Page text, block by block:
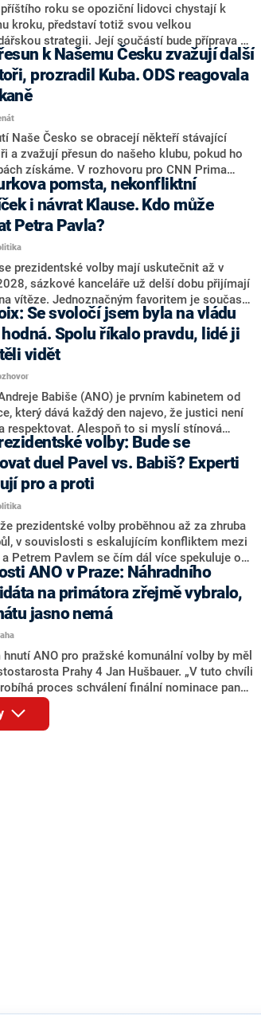
roku se opoziční lidovci chystají k
kroku, představí totiž svou velkou
strategii. Její součástí bude příprava na
populace, řekl ve středu na setkání s novináři
lidovců Jan Grolich. Ten zároveň v
volbách kandiduje ve Vyškově. Popsal i
opozice, o níž vládní strany nebo političtí
mluví jako o slabé a v defenzivě. „Je to
práce upozorňovat na chyby vlády. Ministři s
nechodí do debat. Chceme ale ukazovat
odpověděl Grolich na dotaz CNN Prima
prozradil Kuba. ODS reagovala
Naše Česko se obracejí někteří stávající
a zvažují přesun do našeho klubu, pokud ho
získáme. V rozhovoru pro CNN Prima
to řekl zakladatel hnutí a jihočeský hejtman
Konkrétní nebyl, ale získat by takto mohl
senátora Zdeňka Hrabu, který je dnes
klubu ODS a TOP 09. Hraba to na dotaz
nevyloučil. Předseda klubu senátorů ODS
Nytra redakci řekl, že počítá s odchodem
senátorů z klubu a že Naše Česko není
ale soupeř.
i návrat Klause. Kdo může
Petra Pavla?
prezidentské volby mají uskutečnit až v
sázkové kanceláře už delší dobu přijímají
vítěze. Jednoznačným favoritem je současná
Petr Pavel. Daleko za ním pak bookmakeři
dva výrazné politiky ANO, tedy premiéra
Babiše a ministra průmyslu Karla Havlíčka.
tipem samotných sázkařů je poslanec za
Filip Turek. Politolog Jan Kubáček nicméně
kandidatuře kohokoliv ze zmíněné trojice
pochybuje. Podle něj současná koalice dosud
která by Pavlovi mohla konkurovat.
Se svoločí jsem byla na vládu
Spolu říkalo pravdu, lidé ji
vidět
Babiše (ANO) je prvním kabinetem od
který dává každý den najevo, že justici není
respektovat. Alespoň to si myslí stínová
spravedlnosti ODS Eva Decroix. V
pro CNN Prima NEWS si nebrala servítky
politického výkonu svého nástupce Jeronýma
ANO) či vládní zmocněnkyně pro lidská
Malé (ANO). Označením „svoloč“ na
vlády prý byla ještě hodná. Decroix se také
volební porážce koalice Spolu či promluvila o
Česko Martina Kuby.
duel Pavel vs. Babiš? Experti
pro a proti
prezidentské volby proběhnou až za zhruba
v souvislosti s eskalujícím konfliktem mezi
Petrem Pavlem se čím dál více spekuluje o
by do bitvy o Hrad mohla vyslat současná
Někteří političtí komentátoři znovu vytahují
premiéra Andreje Babiše (ANO). Jak moc je
že se v prezidentských volbách 2028
opakovat souboj z roku 2023?
ANO v Praze: Náhradního
na primátora zřejmě vybralo,
jasno nemá
hnutí ANO pro pražské komunální volby by měl
Prahy 4 Jan Hušbauer. „V tuto chvíli
proces schválení finální nominace pana
Výborem hnutí ANO,“ uvedl pro
místopředseda pražského ANO Martin
O Hušbauerovi se spekulovalo jako o